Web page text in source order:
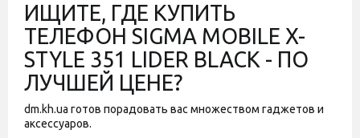
ИЩИТЕ, ГДЕ КУПИТЬ
ТЕЛЕФОН SIGMA MOBILE X-
STYLE 351 LIDER BLACK - ПО
ЛУЧШЕЙ ЦЕНЕ?
dm.kh.ua готов порадовать вас множеством гаджетов и
аксессуаров.